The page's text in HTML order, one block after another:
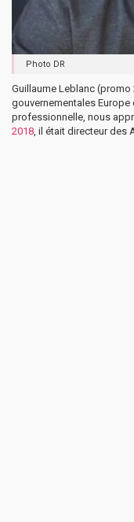
Photo DR
Guillaume Leblanc
gouvernementales Europe
professionnelle, nous
2018 , il était directeur des